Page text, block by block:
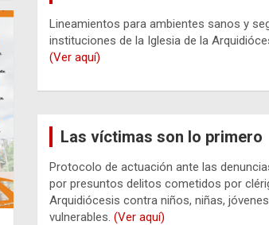
Lineamientos para ambientes sanos y
instituciones de la Iglesia de la
(Ver aquí)
Las víctimas son lo primero
Protocolo de actuación ante las
por presuntos delitos cometidos por
Arquidiócesis contra niños, niñas,
vulnerables.(Ver aquí)